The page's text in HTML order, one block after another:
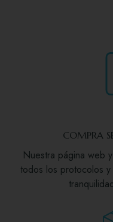
COMPRA
Nuestra página web
todos los protocolos